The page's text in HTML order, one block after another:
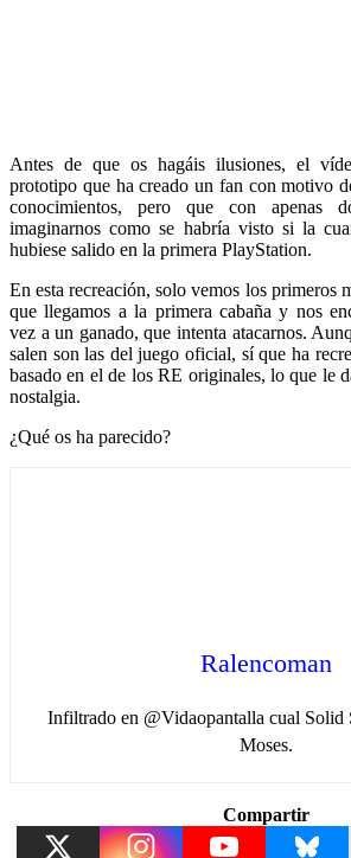
Antes de que os hagáis ilusiones, el
prototipo que ha creado un fan con motivo
conocimientos, pero que con apenas
imaginarnos como se habría visto si la
hubiese salido en la primera PlayStation.
En esta recreación, solo vemos los primeros
que llegamos a la primera cabaña y nos
vez a un ganado, que intenta atacarnos.
salen son las del juego oficial, sí que ha
basado en el de los RE originales, lo que le
nostalgia.
¿Qué os ha parecido?
Ralencoman
Infiltrado en @Vidaopantalla cual Solid
Moses.
Compartir